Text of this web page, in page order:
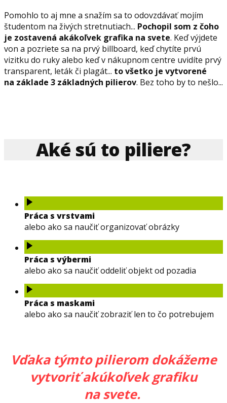
Pomohlo to aj mne a snažím sa to odovzdávať mojím
študentom na živých stretnutiach... Pochopil som z čoho
je zostavená akákoľvek grafika na svete. Keď výjdete
von a pozriete sa na prvý billboard, keď chytíte prvú
vizitku do ruky alebo keď v nákupnom centre uvidíte prvý
transparent, leták či plagát... to všetko je vytvorené
na základe 3 základných pilierov. Bez toho by to nešlo...
Aké sú to piliere?
Práca s vrstvami
alebo ako sa naučiť organizovať obrázky
Práca s výbermi
alebo ako sa naučiť oddeliť objekt od pozadia
Práca s maskami
alebo ako sa naučiť zobraziť len to čo potrebujem
Vďaka týmto pilierom dokážeme
vytvoriť akúkoľvek grafiku
na svete.